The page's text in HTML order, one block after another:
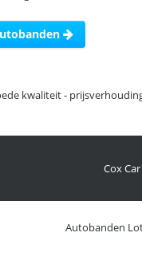
kwaliteit -
Cox
Autobanden